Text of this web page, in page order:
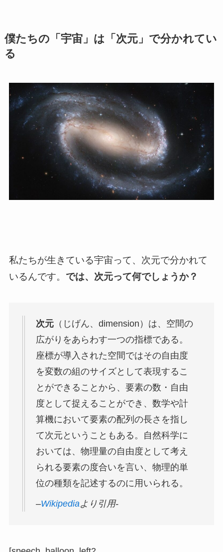
僕たちの「宇宙」は「次元」で分かれてい
る
私たちが生きている宇宙って、次元で分かれて
いるんです。 では、次元って何でしょうか？
次元（じげん、 dimension ）は、空間の
広がりをあらわす一つの指標である。
座標が導入された空間ではその自由度
を変数の組のサイズとして表現するこ
とができることから、要素の数・自由
度として捉えることができ、数学や計
算機において要素の配列の長さを指し
て次元ということもある。自然科学に
おいては、物理量の自由度として考え
られる要素の度合いを言い、物理的単
位の種類を記述するのに用いられる。
–Wikipediaより引用-